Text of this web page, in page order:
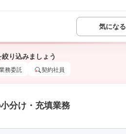
気になる
り込みましょう
務委託 契約社員
分け・充填業務